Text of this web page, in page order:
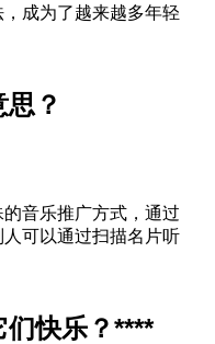
成为了越来越多年轻
？
音乐推广方式，通过
可以通过扫描名片听
快乐？****